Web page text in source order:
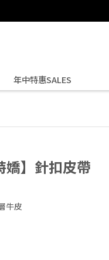
年中特惠SALES
嬌】針扣皮帶
牛皮